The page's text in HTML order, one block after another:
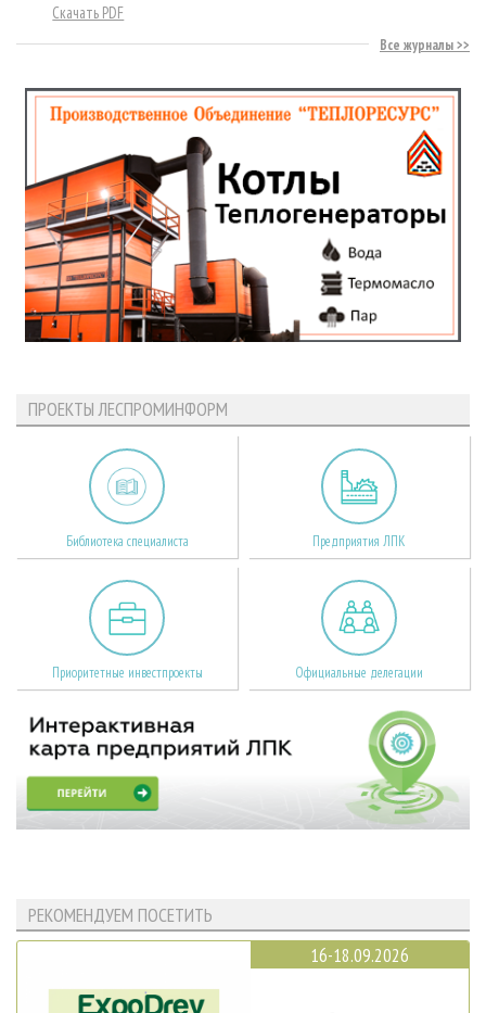
Скачать PDF
Все журналы
ПРОЕКТЫ ЛЕСПРОМИНФОРМ
Библиотека специалиста Предприятия ЛПК
Приоритетные инвестпроекты Официальные делегации
РЕКОМЕНДУЕМ ПОСЕТИТЬ
16-18.09.2026